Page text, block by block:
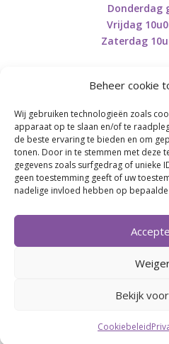
Beheer cookie
Wij gebruiken technologieën zoals
apparaat op te slaan en/of te
de beste ervaring te bieden en om
tonen. Door in te stemmen met deze
gegevens zoals surfgedrag of unieke
geen toestemming geeft of uw
nadelige invloed hebben op
Bekijk
Cookiebeleid
Donderdag
Vrijdag
Zaterdag
Retourneren en herroepen
BREI- EN
Momenteel on hold
Heropstart
Webdesign by